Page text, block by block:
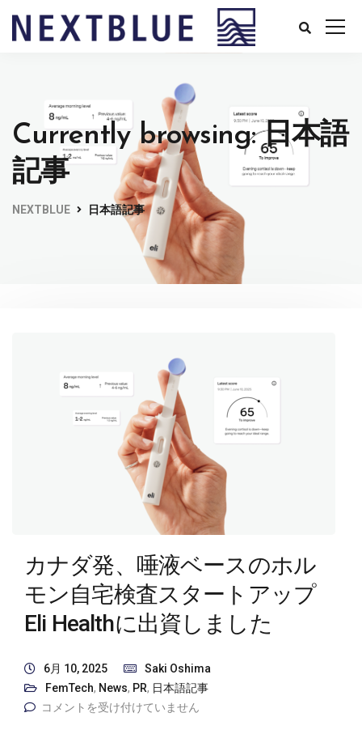
Currently browsing: 日本語
記事
NEXTBLUE 日本語記事
カナダ発、唾液ベースのホル
モン自宅検査スタートアップ
Eli Healthに出資しました
6月 10, 2025
Saki Oshima
FemTech, News, PR, 日本語記事
コメントを受け付けていません